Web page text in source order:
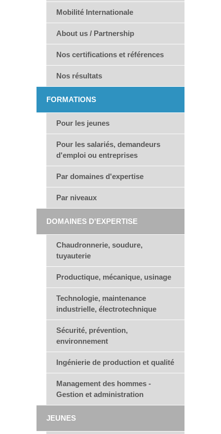
Mobilité Internationale
About us / Partnership
Nos certifications et références
Nos résultats
FORMATIONS
Pour les jeunes
Pour les salariés, demandeurs
d'emploi ou entreprises
Par domaines d'expertise
Par niveaux
DOMAINES D'EXPERTISE
Chaudronnerie, soudure,
tuyauterie
Productique, mécanique, usinage
Technologie, maintenance
industrielle, électrotechnique
Sécurité, prévention,
environnement
Ingénierie de production et qualité
Management des hommes -
Gestion et administration
JEUNES